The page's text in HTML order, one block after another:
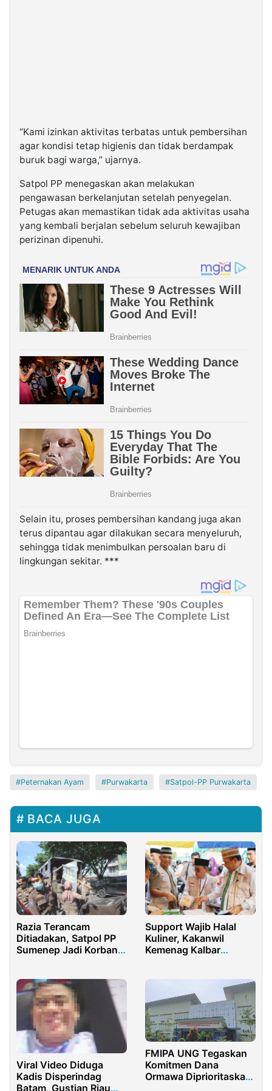
“Kami izinkan aktivitas terbatas untuk pembersihan
agar kondisi tetap higienis dan tidak berdampak
buruk bagi warga,” ujarnya.
Satpol PP menegaskan akan melakukan
pengawasan berkelanjutan setelah penyegelan.
Petugas akan memastikan tidak ada aktivitas usaha
yang kembali berjalan sebelum seluruh kewajiban
perizinan dipenuhi.
Selain itu, proses pembersihan kandang juga akan
terus dipantau agar dilakukan secara menyeluruh,
sehingga tidak menimbulkan persoalan baru di
lingkungan sekitar. ***
Peternakan Ayam Purwakarta Satpol-PP Purwakarta
BACA JUGA
Razia Terancam
Ditiadakan, Satpol PP
Sumenep Jadi Korban
Support Wajib Halal
Kuliner, Kakanwil
Kemenag Kalbar
Singkawang
Viral Video Diduga
Kadis Disperindag
Batam, Gustian Riau
FMIPA UNG Tegaskan
Komitmen Dana
Ormawa Diprioritaskan